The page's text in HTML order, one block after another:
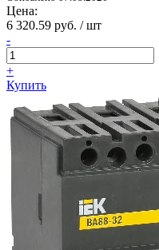
Цена:
6 320.59 руб. / шт
-
+
Купить